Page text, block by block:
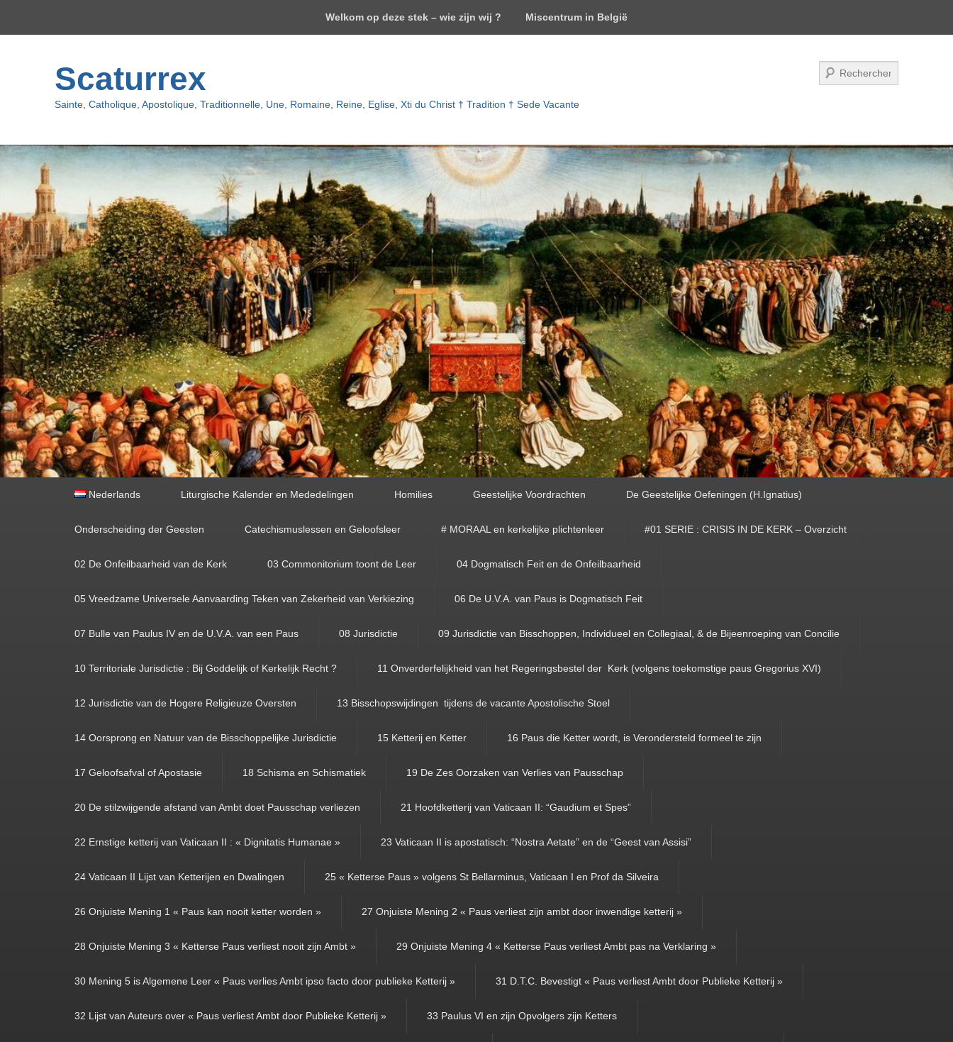
Welkom op deze stek – wie zijn wij ? Miscentrum in België
Scaturrex
Sainte, Catholique, Apostolique, Traditionnelle, Une, Romaine, Reine, Eglise, Xti du Christ † Tradition † Sede Vacante
Zoeken
Nederlands Liturgische Kalender en Mededelingen Homilies Geestelijke Voordrachten De Geestelijke Oefeningen (H.Ignatius)
Onderscheiding der Geesten Catechismuslessen en Geloofsleer # MORAAL en kerkelijke plichtenleer #01 SERIE : CRISIS IN DE KERK – Overzicht
02 De Onfeilbaarheid van de Kerk 03 Commonitorium toont de Leer 04 Dogmatisch Feit en de Onfeilbaarheid
05 Vreedzame Universele Aanvaarding Teken van Zekerheid van Verkiezing 06 De U.V.A. van Paus is Dogmatisch Feit
07 Bulle van Paulus IV en de U.V.A. van een Paus 08 Jurisdictie 09 Jurisdictie van Bisschoppen, Individueel en Collegiaal, & de Bijeenroeping van Concilie
10 Territoriale Jurisdictie : Bij Goddelijk of Kerkelijk Recht ? 11 Onverderfelijkheid van het Regeringsbestel der Kerk (volgens toekomstige paus Gregorius XVI)
12 Jurisdictie van de Hogere Religieuze Oversten 13 Bisschopswijdingen tijdens de vacante Apostolische Stoel
14 Oorsprong en Natuur van de Bisschoppelijke Jurisdictie 15 Ketterij en Ketter 16 Paus die Ketter wordt, is Verondersteld formeel te zijn
17 Geloofsafval of Apostasie 18 Schisma en Schismatiek 19 De Zes Oorzaken van Verlies van Pausschap
20 De stilzwijgende afstand van Ambt doet Pausschap verliezen 21 Hoofdketterij van Vaticaan II: “Gaudium et Spes”
22 Ernstige ketterij van Vaticaan II : « Dignitatis Humanae » 23 Vaticaan II is apostatisch: “Nostra Aetate” en de “Geest van Assisi”
24 Vaticaan II Lijst van Ketterijen en Dwalingen 25 « Ketterse Paus » volgens St Bellarminus, Vaticaan I en Prof da Silveira
26 Onjuiste Mening 1 « Paus kan nooit ketter worden » 27 Onjuiste Mening 2 « Paus verliest zijn ambt door inwendige ketterij »
28 Onjuiste Mening 3 « Ketterse Paus verliest nooit zijn Ambt » 29 Onjuiste Mening 4 « Ketterse Paus verliest Ambt pas na Verklaring »
30 Mening 5 is Algemene Leer « Paus verlies Ambt ipso facto door publieke Ketterij » 31 D.T.C. Bevestigt « Paus verliest Ambt door Publieke Ketterij »
32 Lijst van Auteurs over « Paus verliest Ambt door Publieke Ketterij » 33 Paulus VI en zijn Opvolgers zijn Ketters